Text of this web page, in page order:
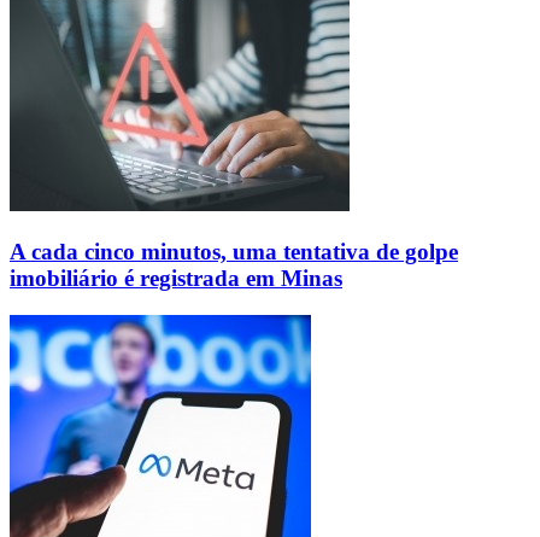
A cada cinco minutos, uma tentativa de golpe
imobiliário é registrada em Minas